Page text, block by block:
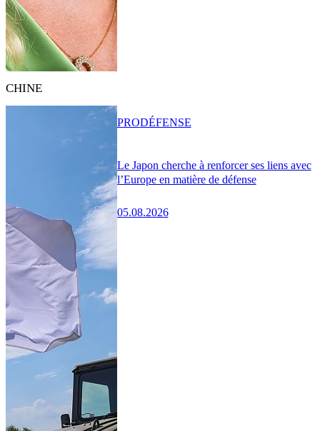
CHINE
Le Japon cherche à renforcer ses liens avec
l’Europe en matière de défense
05.08.2026
PRODÉFENSE